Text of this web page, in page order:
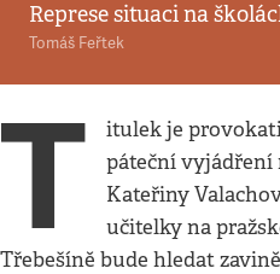
Represe situaci na
Tomáš Feřtek
T
itulek je
páteční
Kateřiny
učitelky na
Třebešíně bude hledat